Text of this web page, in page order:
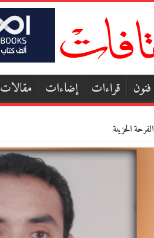
فنون قراءات إضاءات مقالات
الفرحة الحزينة